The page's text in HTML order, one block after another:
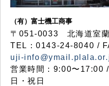
（有）富士機工商事
〒051-0033 北海道室
TEL：0143-24-8040 /
uji-
営業時間：9:00〜17:00
日・祝日